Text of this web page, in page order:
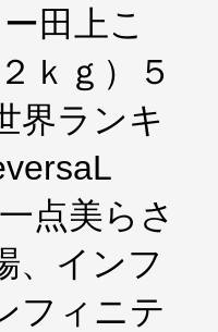
田上こ
ｋｇ）５
界ランキ
点美らさ
、インフ
フィニテ